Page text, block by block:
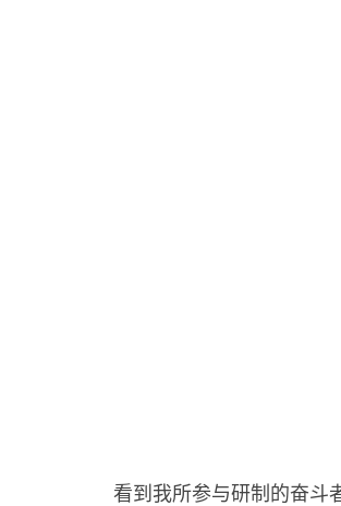
看到我所参与研制的奋斗者